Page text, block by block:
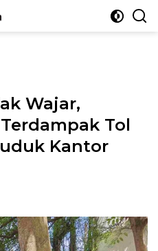
Wajar,
Tol
Kantor